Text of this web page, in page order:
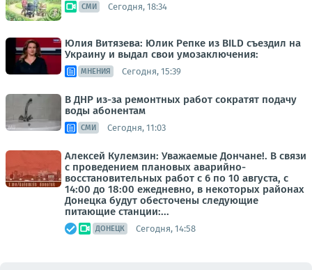
СМИ Сегодня, 18:34
Юлия Витязева: Юлик Репке из BILD съездил на
Украину и выдал свои умозаключения:
МНЕНИЯ Сегодня, 15:39
В ДНР из-за ремонтных работ сократят подачу
воды абонентам
СМИ Сегодня, 11:03
Алексей Кулемзин: Уважаемые Дончане!. В связи
с проведением плановых аварийно-
восстановительных работ с 6 по 10 августа, с
14:00 до 18:00 ежедневно, в некоторых районах
Донецка будут обесточены следующие
питающие станции:...
ДОНЕЦК Сегодня, 14:58